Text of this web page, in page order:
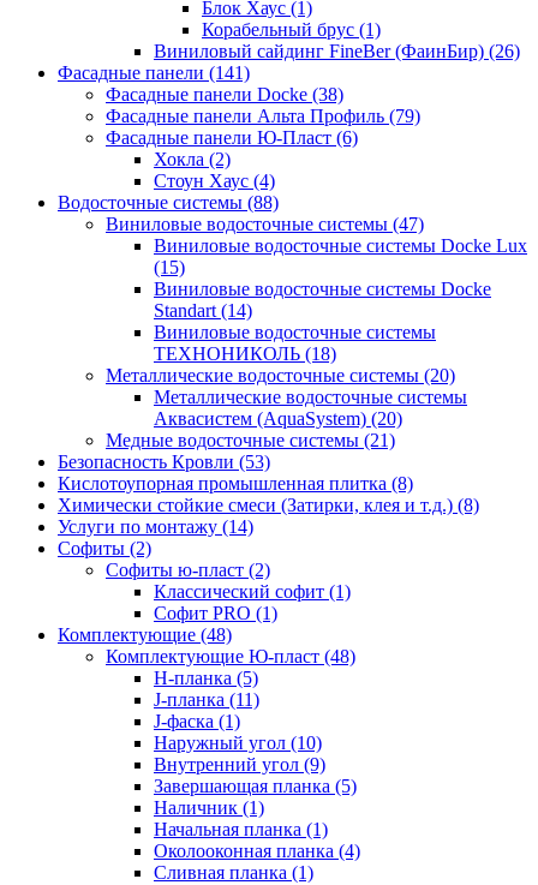
Блок Хаус (1)
Корабельный брус (1)
Виниловый сайдинг FineBer (ФаинБир) (26)
Фасадные панели (141)
Фасадные панели Docke (38)
Фасадные панели Альта Профиль (79)
Фасадные панели Ю-Пласт (6)
Хокла (2)
Стоун Хаус (4)
Водосточные системы (88)
Виниловые водосточные системы (47)
Виниловые водосточные системы Docke Lux
(15)
Виниловые водосточные системы Docke
Standart (14)
Виниловые водосточные системы
ТЕХНОНИКОЛЬ (18)
Металлические водосточные системы (20)
Металлические водосточные системы
Аквасистем (AquaSystem) (20)
Медные водосточные системы (21)
Безопасность Кровли (53)
Кислотоупорная промышленная плитка (8)
Химически стойкие смеси (Затирки, клея и т.д.) (8)
Услуги по монтажу (14)
Софиты (2)
Софиты ю-пласт (2)
Классический софит (1)
Софит PRO (1)
Комплектующие (48)
Комплектующие Ю-пласт (48)
H-планка (5)
J-планка (11)
J-фаска (1)
Наружный угол (10)
Внутренний угол (9)
Завершающая планка (5)
Наличник (1)
Начальная планка (1)
Околооконная планка (4)
Сливная планка (1)